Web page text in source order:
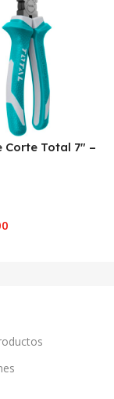
Corte Total 7″ –